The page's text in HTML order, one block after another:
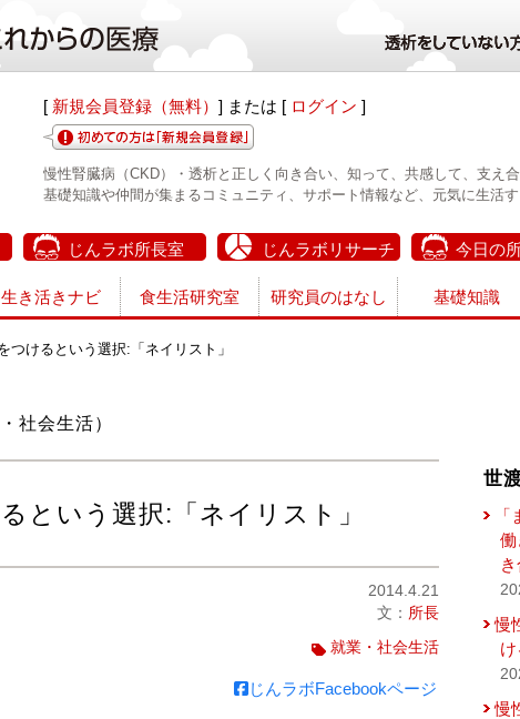
[ 新規会員登録（無料） ] または [ ログイン ]
慢性腎臓病（CKD）・透析と正しく向き合い、知って、共感して、支え合
基礎知識や仲間が集まるコミュニティ、サポート情報など、元気に生活す
じんラボ所長室 じんラボリサーチ 今日の
生き活きナビ 食生活研究室 研究員のはなし 基礎知識
つけるという選択:「ネイリスト」
社会生活）
という選択:「ネイリスト」
2014.4.21
文： 所長
就業・社会生活
じんラボFacebookページ
世
働
慢
慢